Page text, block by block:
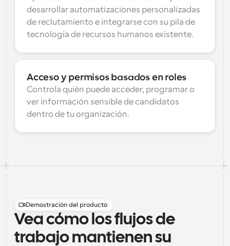
desarrollar automatizaciones personalizadas
de reclutamiento e integrarse con su pila de
tecnología de recursos humanos existente.
Acceso y permisos basados en roles
Controla quién puede acceder, programar o
ver información sensible de candidatos
dentro de tu organización.
Demostración del producto
Vea cómo los flujos de
trabajo mantienen su